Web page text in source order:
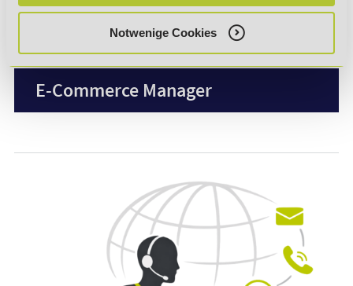
Notwenige Cookies
Basiskompetenzen Digitalisierung
E-Commerce Manager